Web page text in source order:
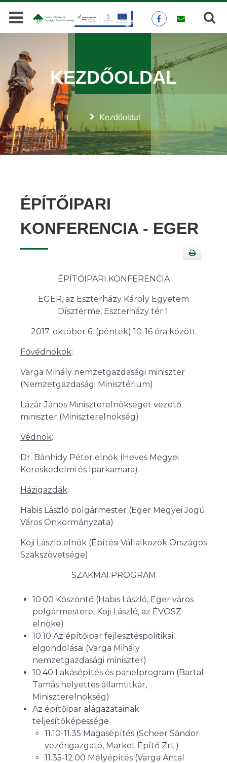
Keresés
Kezdőoldal
KEZDŐOLDAL
ÉPÍTŐIPARI
KONFERENCIA - EGER
ÉPÍTŐIPARI KONFERENCIA
EGER, az Eszterházy Károly Egyetem
Díszterme, Eszterházy tér 1.
2017. október 6. (péntek) 10-16 óra között
Fővédnökök:
Varga Mihály nemzetgazdasági miniszter
(Nemzetgazdasági Minisztérium)
Lázár János Miniszterelnökséget vezető
miniszter (Miniszterelnökség)
Védnök:
Dr. Bánhidy Péter elnök (Heves Megyei
Kereskedelmi és Iparkamara)
Házigazdák:
Habis László polgármester (Eger Megyei Jogú
Város Önkormányzata)
Koji László elnök (Építési Vállalkozók Országos
Szakszövetsége)
SZAKMAI PROGRAM
10.00 Köszöntő (Habis László, Eger város
polgármestere, Koji László, az ÉVOSZ
elnöke)
10.10 Az építőipar fejlesztéspolitikai
elgondolásai (Varga Mihály
nemzetgazdasági miniszter)
10.40 Lakásépítés és panelprogram (Bartal
Tamás helyettes államtitkár,
Miniszterelnökség)
Az építőipar alágazatainak
teljesítőképessége
11.10-11.35 Magasépítés (Scheer Sándor
vezérigazgató, Market Építő Zrt.)
11.35-12.00 Mélyépítés (Varga Antal